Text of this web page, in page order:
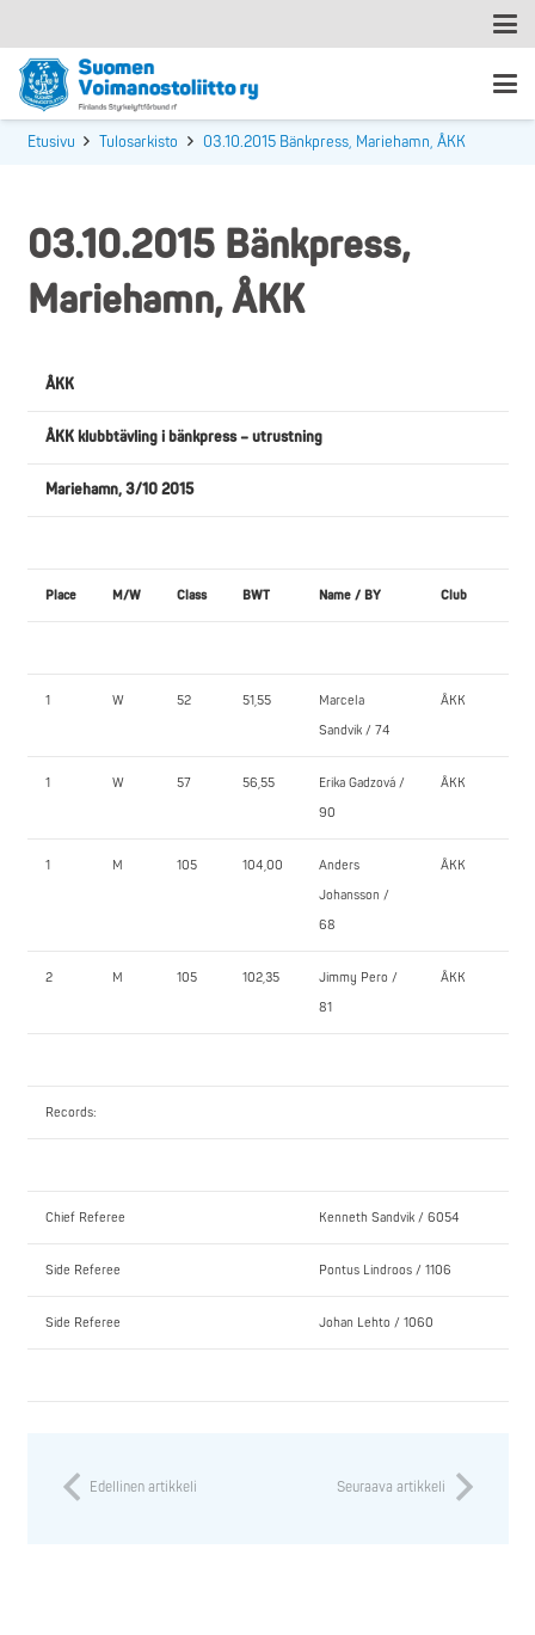
Etusivu Tulosarkisto 03.10.2015 Bänkpress, Mariehamn, ÅKK
03.10.2015 Bänkpress,
Mariehamn, ÅKK
ÅKK
ÅKK klubbtävling i bänkpress – utrustning
Mariehamn, 3/10 2015
Place M/W Class BWT Name / BY Club
1 W 52 51,55
Marcela
Sandvik / 74
ÅKK
1 W 57 56,55
Erika Gadzová /
90
ÅKK
1 M 105 104,00
Anders
Johansson /
68
ÅKK
2 M 105 102,35
Jimmy Pero /
81
ÅKK
Records:
Chief Referee Kenneth Sandvik / 6054
Side Referee Pontus Lindroos / 1106
Side Referee Johan Lehto / 1060
Edellinen artikkeli Seuraava artikkeli